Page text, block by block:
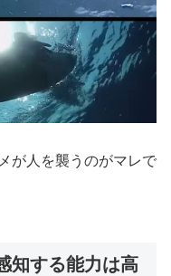
が人を襲うのがマレで
知する能力は高